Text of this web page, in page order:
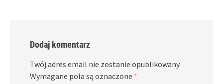
Dodaj komentarz
Twój adres email nie zostanie opublikowany.
Wymagane pola są oznaczone *